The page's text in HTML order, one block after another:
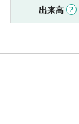
出来高